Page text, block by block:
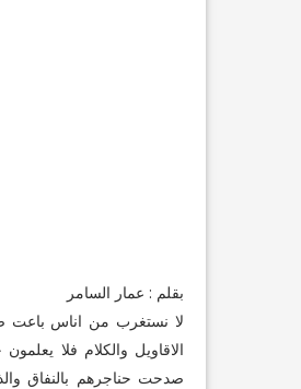
بقلم : عمار السامر
لا نستغرب من اناس باعت
الاقاويل والكلام فلا
صدحت حناجرهم بالنفاق